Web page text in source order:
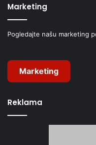
Marketing
Pogledajte našu marketing
Marketing
Reklama